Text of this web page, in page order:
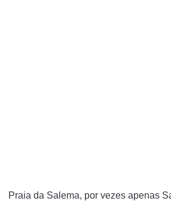
Praia da Salema, por vezes apenas